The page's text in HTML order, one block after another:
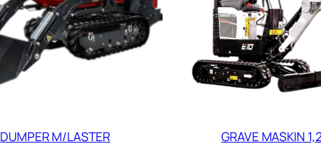
DUMPER M/LASTER GRAVE MASKIN